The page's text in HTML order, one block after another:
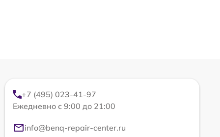
+7 (495) 023-41-97
Ежедневно с 9:00 до 21:00
info@benq-repair-center.ru